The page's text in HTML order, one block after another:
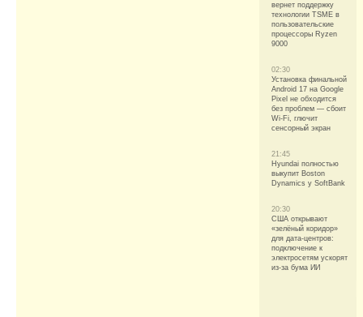
вернет поддержку
технологии TSME в
пользовательские
процессоры Ryzen
9000
02:30
Установка финальной
Android 17 на Google
Pixel не обходится
без проблем — сбоит
Wi-Fi, глючит
сенсорный экран
21:45
Hyundai полностью
выкупит Boston
Dynamics у SoftBank
20:30
США открывают
«зелёный коридор»
для дата-центров:
подключение к
электросетям ускорят
из-за бума ИИ